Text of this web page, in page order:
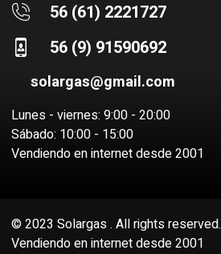
56 (61) 2221727
56 (9) 91590692
solargas@gmail.com
Lunes - viernes: 9:00 - 20:00
Sábado: 10:00 - 15:00
Vendiendo en internet desde 2001
© 2023 Solargas . All rights reserved.
Vendiendo en internet desde 2001